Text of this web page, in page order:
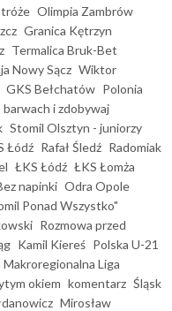
Olimpia Zambrów
Granica Kętrzyn
Termalica Bruk-Bet
Nowy Sącz Wiktor
GKS Bełchatów Polonia
i zdobywaj
Stomil Olsztyn - juniorzy
Łódź Rafał Śledź Radomiak
ŁKS Łódź ŁKS Łomża
napinki Odra Opole
Ponad Wszystko"
Rozmowa przed
Kamil Kiereś Polska U-21
Makroregionalna Liga
okiem komentarz Śląsk
Mirosław